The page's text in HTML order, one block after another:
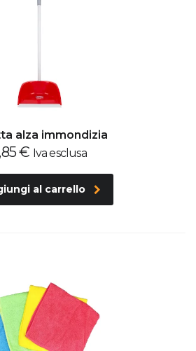
alza immondizia
€ Iva esclusa
al carrello